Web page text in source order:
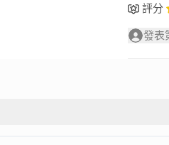
評分
發表